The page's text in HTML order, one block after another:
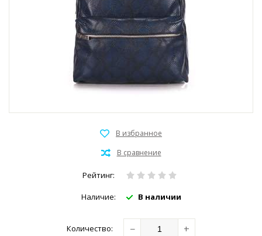
Рейтинг:
Наличие: В наличии
Количество: − +